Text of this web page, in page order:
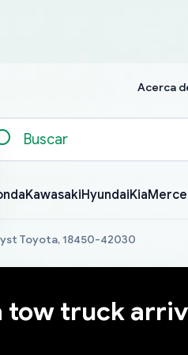
Acerca
KawasakiHyundaiKia
Toyota, 18450-42030
tow truck